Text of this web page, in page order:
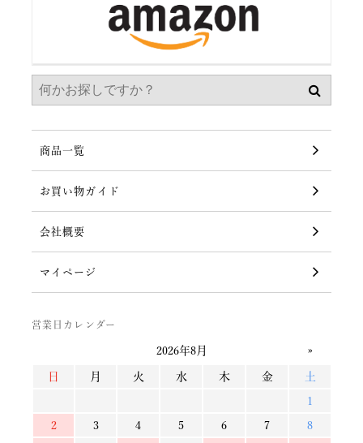
商品一覧
お買い物ガイド
会社概要
マイページ
営業日カレンダー